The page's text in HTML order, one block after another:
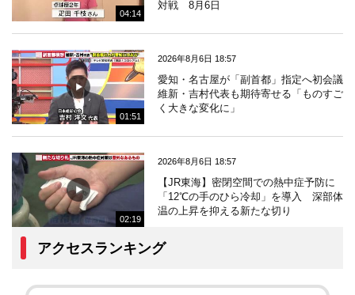
04:14
対戦 8月6日
01:51
2026年8月6日 18:57
愛知・名古屋が「副首都」指定へ初会議
維新・吉村代表も期待寄せる「ものすご
く大きな変化に」
02:19
2026年8月6日 18:57
【JR東海】密閉空間での熱中症予防に
「12℃の手のひら冷却」を導入 深部体
温の上昇を抑える新たな切り
アクセスランキング